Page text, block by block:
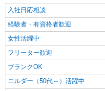
入社日応相談
経験者・有資格者歓迎
女性活躍中
フリーター歓迎
ブランクOK
エルダー（50代～）活躍中